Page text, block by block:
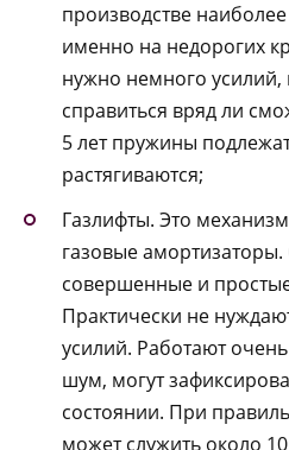
производстве
именно на недорогих
нужно немного
справиться вряд ли
5 лет пружины
растягиваются;
Газлифты. Это
газовые
совершенные и
Практически не
усилий. Работают
шум, могут
состоянии. При
может служить около